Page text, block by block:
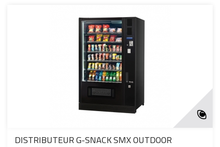
DISTRIBUTEUR G-SNACK SMX OUTDOOR